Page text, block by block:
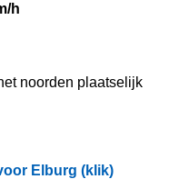
h
noorden plaatselijk
Elburg (klik)